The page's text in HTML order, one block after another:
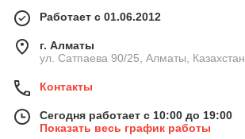
Работает с 01.06.2012
г. Алматы
ул. Сатпаева 90/25, Алматы, Казахстан
Контакты
Сегодня работает с 10:00 до 19:00
Показать весь график работы